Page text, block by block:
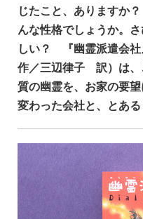
じたこと、ありますか
んな性格でしょうか。
しい？ 『幽霊派遣会
作／三辺律子 訳）は、
質の幽霊を、お家の要
変わった会社と、とあ